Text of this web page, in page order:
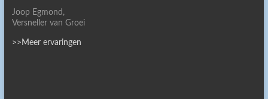
Joop Egmond,
Versneller van Groei
>>Meer ervaringen